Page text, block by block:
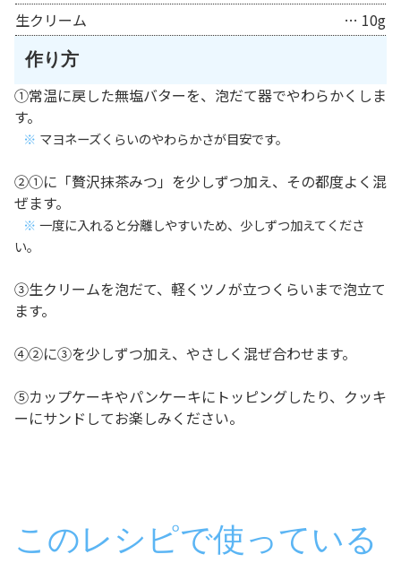
生クリーム
… 10g
作り方
①常温に戻した無塩バターを、泡だて器でやわらかくしま
す。
マヨネーズくらいのやわらかさが目安です。
②①に「贅沢抹茶みつ」を少しずつ加え、その都度よく混
ぜます。
一度に入れると分離しやすいため、少しずつ加えてくださ
い。
③生クリームを泡だて、軽くツノが立つくらいまで泡立て
ます。
④②に③を少しずつ加え、やさしく混ぜ合わせます。
⑤カップケーキやパンケーキにトッピングしたり、クッキ
ーにサンドしてお楽しみください。
このレシピで使っている